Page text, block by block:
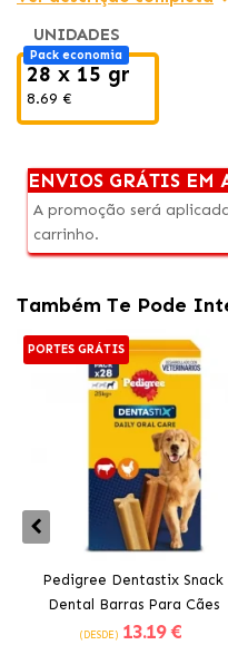
Teckel ou o Westie.
como lanche ou guloseima.
UNIDADES
Pack economia
28 x 15 gr
8.69 €
ENVIOS GRÁTIS EM
A promoção será
carrinho.
Também Te Pode
PORTES GRÁTIS
Pedigree Dentastix Snack
Dental Barras Para Cães
Grandes +25 kg
(DESDE) 13.19 €